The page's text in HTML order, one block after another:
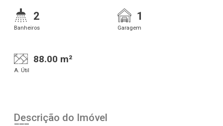
2
Banheiros
1
Garagem
88.00 m²
A. Útil
Descrição do Imóvel